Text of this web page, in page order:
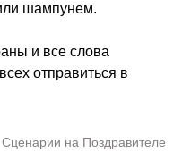
шампунем.
и все слова
отправиться в
Сценарии на Поздравителе